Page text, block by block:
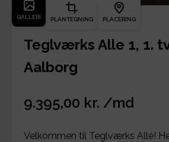
GALLERI PLANTEGNING PLACERING
Teglværks Alle 1, 1.
Aalborg
9.395,00 kr. /md
Velkommen til Teglværks Allé!